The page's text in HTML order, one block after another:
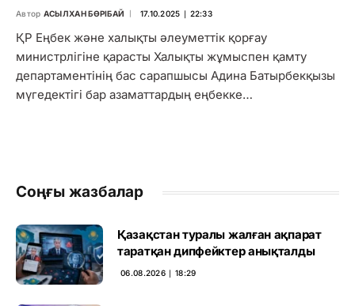
Автор АСЫЛХАН БӨРІБАЙ 17.10.2025 ∣ 22:33
ҚР Еңбек және халықты әлеуметтік қорғау
министрлігіне қарасты Халықты жұмыспен қамту
департаментінің бас сарапшысы Адина Батырбекқызы
мүгедектігі бар азаматтардың еңбекке…
Соңғы жазбалар
Қазақстан туралы жалған ақпарат
таратқан дипфейктер анықталды
06.08.2026 ∣ 18:29